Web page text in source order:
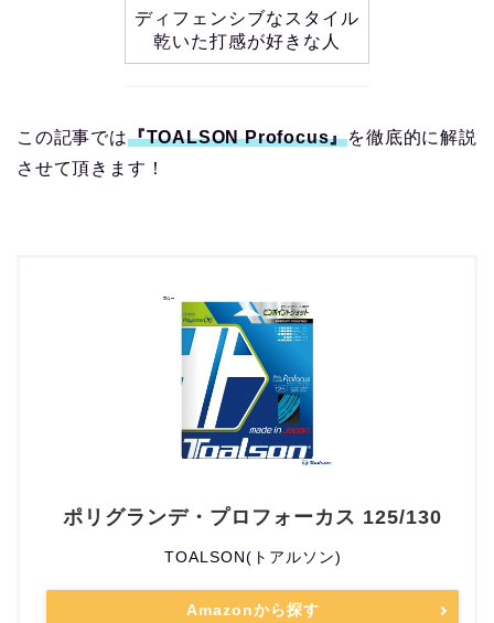
ディフェンシブなスタイル
乾いた打感が好きな人
この記事では『TOALSON Profocus』を徹底的に解説
させて頂きます！
ポリグランデ・プロフォーカス 125/130
TOALSON(トアルソン)
Amazonから探す